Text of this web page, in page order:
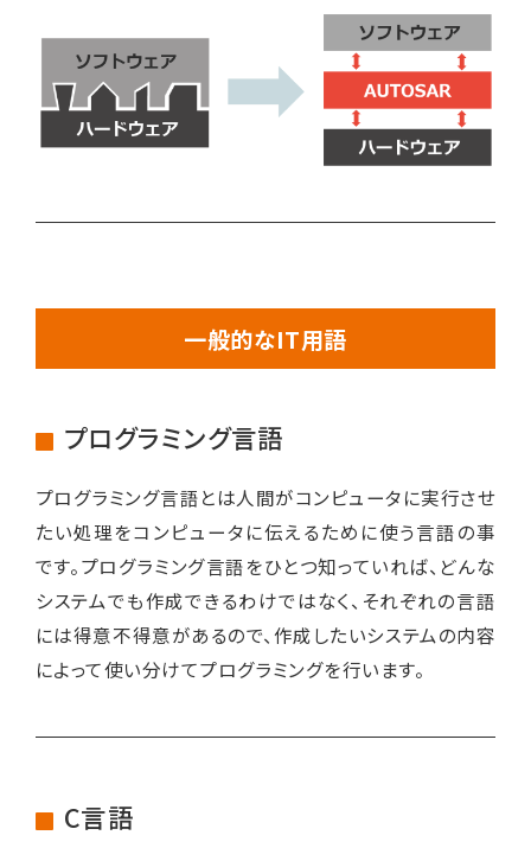
一般的なIT用語
プログラミング言語
プログラミング言語とは人間がコンピュータに実行させ
たい処理をコンピュータに伝えるために使う言語の事
です。プログラミング言語をひとつ知っていれば、どんな
システムでも作成できるわけではなく、それぞれの言語
には得意不得意があるので、作成したいシステムの内容
によって使い分けてプログラミングを行います。
C言語